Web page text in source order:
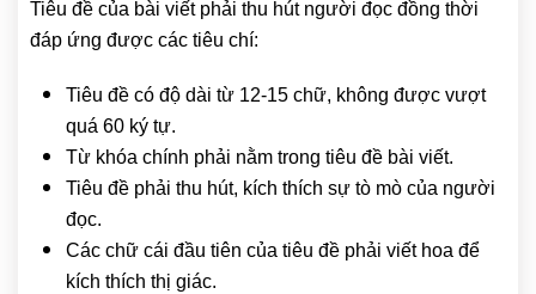
Tiêu đề của bài viết phải thu hút người đọc đồng thời
đáp ứng được các tiêu chí:
Tiêu đề có độ dài từ 12-15 chữ, không được vượt
quá 60 ký tự.
Từ khóa chính phải nằm trong tiêu đề bài viết.
Tiêu đề phải thu hút, kích thích sự tò mò của người
đọc.
Các chữ cái đầu tiên của tiêu đề phải viết hoa để
kích thích thị giác.